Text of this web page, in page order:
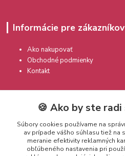
Informácie pre zákazníkov
Ako nakupovať
Obchodné podmienky
Kontakt
Kontakty
🍪 Ako by ste radi
Súbory cookies používame na
av prípade vášho súhlasu tiež
meranie efektivity reklamných
obľúbeného nastavenia pri